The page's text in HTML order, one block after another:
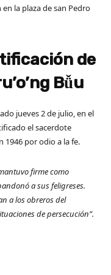
la plaza de san Pedro
de
Bǚu
jueves 2 de julio, en el
el sacerdote
1946 por odio a la fe.
firme como
a sus feligreses.
a los obreros del
de persecución”.